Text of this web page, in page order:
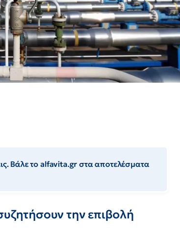
Βάλε το alfavita.gr στα αποτελέσματα
την επιβολή